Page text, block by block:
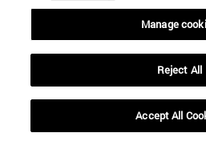
Manage
Reject All
Accept All